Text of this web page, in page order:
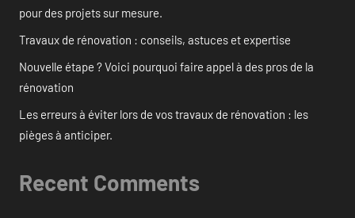
pour des projets sur mesure.
Travaux de rénovation : conseils, astuces et expertise
Nouvelle étape ? Voici pourquoi faire appel à des pros de la
rénovation
Les erreurs à éviter lors de vos travaux de rénovation : les
pièges à anticiper.
Recent Comments